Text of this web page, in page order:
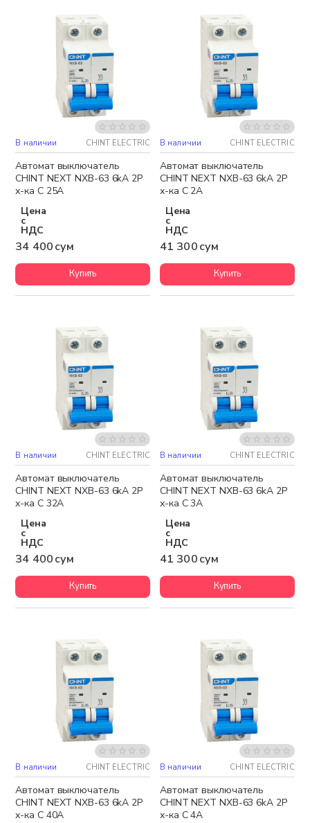
В наличии CHINT ELECTRIC
Автомат выключатель
CHINT NEXT NXB-63 6kA 2P
х-ка C 25A
Цена
с
НДС
34 400 сум
Купить
В наличии CHINT ELECTRIC
Автомат выключатель
CHINT NEXT NXB-63 6kA 2P
х-ка C 2A
Цена
с
НДС
41 300 сум
Купить
В наличии CHINT ELECTRIC
Автомат выключатель
CHINT NEXT NXB-63 6kA 2P
х-ка C 32A
Цена
с
НДС
34 400 сум
Купить
В наличии CHINT ELECTRIC
Автомат выключатель
CHINT NEXT NXB-63 6kA 2P
х-ка C 3A
Цена
с
НДС
41 300 сум
Купить
В наличии CHINT ELECTRIC
Автомат выключатель
CHINT NEXT NXB-63 6kA 2P
х-ка C 40A
В наличии CHINT ELECTRIC
Автомат выключатель
CHINT NEXT NXB-63 6kA 2P
х-ка C 4A